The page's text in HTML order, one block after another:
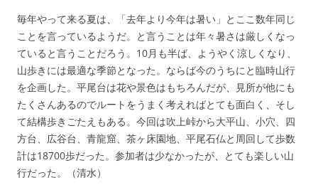
毎年やって来る夏は、「去年より今年は暑い」とここ数年同じ
ことを言っているようだ。と言うことは年々暑さは厳しくなっ
ていると言うことだろう。10月も半ば、ようやく涼しくなり、
山歩きには最適な季節となった。ならば今のうちにと臨時山行
を企画した。平尾台は花や景色はもちろんだが、見所が他にも
たくさんあるのでルートをうまく考えればとても面白く、そし
て結構歩きごたえもある。今回は吹上峠から大平山、小穴、四
方台、広谷台、青龍窟、茶ヶ床園地、平尾石仏と周回して歩数
計は18700歩だった。参加者は少なかったが、とても楽しい山
行だった。（清水）